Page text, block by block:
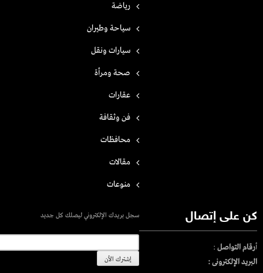
رياضة
سياحة وطيران
سيارات ونقل
صحة ومرأة
عقارات
فن وثقافة
محافظات
مقالات
منوعات
كن على إتصال
أرقام التواصل :
البريد الإلكترونى :
سجل بريدك الإلكتروني ليصلك كل جديد